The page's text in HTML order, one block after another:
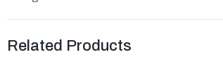
Related Products